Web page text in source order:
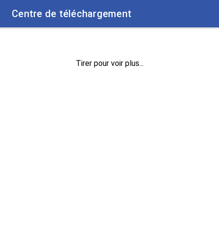
Centre de téléchargement
Tirer pour voir plus...